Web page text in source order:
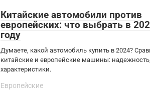
Китайские автомобили против
европейских: что выбрать в
году
Думаете, какой автомобиль купить в 2024?
китайские и европейские машины:
характеристики.
Европейские